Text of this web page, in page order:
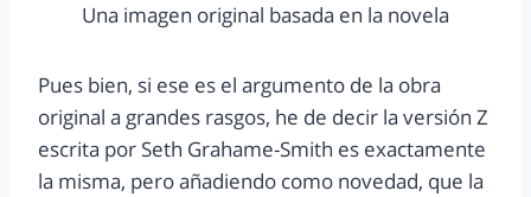
Una imagen original basada en la novela
Pues bien, si ese es el argumento de la obra
original a grandes rasgos, he de decir la versión Z
escrita por Seth Grahame-Smith es exactamente
la misma, pero añadiendo como novedad, que la